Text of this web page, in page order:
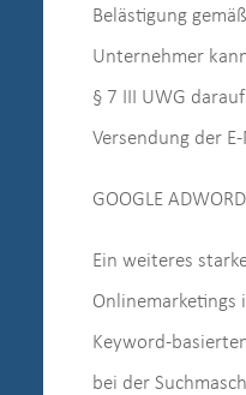
Belästigung
Unternehmer
§ 7 III UWG
Versendung der
GOOGLE
Ein weiteres
Onlinemarketings
Keyword-
bei der